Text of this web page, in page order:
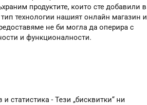
продуктите, които сте добавили в
технологии нашият онлайн магазин и
не би могла да оперира с
и функционалности.
статистика - Тези „бисквитки“ ни